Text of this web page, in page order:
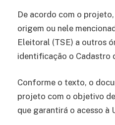
De acordo com o
origem ou nele
Eleitoral (TSE) a outros
identificação o Cadastro
Conforme o texto, o
projeto com o objetivo
que garantirá o acesso à